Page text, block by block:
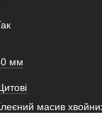
мм
масив